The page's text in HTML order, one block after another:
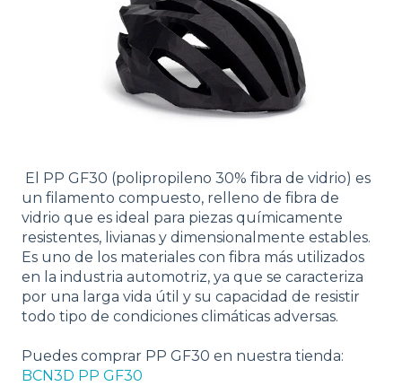
El PP GF30 (polipropileno 30% fibra de vidrio) es
un filamento compuesto, relleno de fibra de
vidrio que es ideal para piezas químicamente
resistentes, livianas y dimensionalmente estables.
Es uno de los materiales con fibra más utilizados
en la industria automotriz, ya que se caracteriza
por una larga vida útil y su capacidad de resistir
todo tipo de condiciones climáticas adversas.
Puedes comprar PP GF30 en nuestra tienda:
BCN3D PP GF30